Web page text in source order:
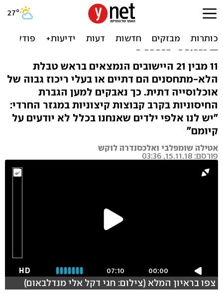
"קהילות סגורות שלא
מתחסנות": נאבקים בחצבת
במגזר החרדי
11 מבין 21 היישובים הנמצאים בראש טבלת
הלא-מתחסנים הם דתיים או בעלי ריכוז גבוה של
אוכלוסייה דתית. כך נאבקים למען הגברת
החיסוניות בקרב קבוצות קיצוניות במגזר החרדי:
"יש לנו אלפי ילדים שאנחנו בכלל לא יודעים על
קיומם"
אטילה שומפלבי ואלכסנדרה לוקש
פורסם: 15.11.18, 03:36
00:00
07:10
HD
צפו בראיון המלא (צילום: חגי דקל אלי מנדלבאום)